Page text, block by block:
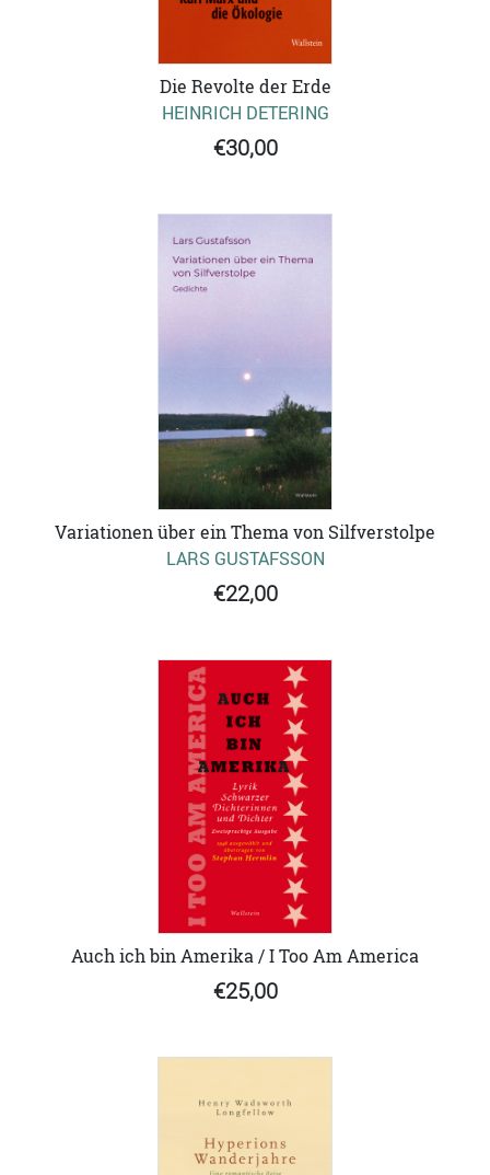
Die Revolte der Erde
HEINRICH DETERING
€30,00
Variationen über ein Thema von Silfverstolpe
LARS GUSTAFSSON
€22,00
Auch ich bin Amerika / I Too Am America
€25,00